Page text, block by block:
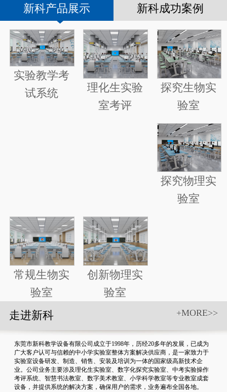
新科产品展示 新科成功案例
实验教学考
试系统
理化生实验
室考评
探究生物实
验室
探究物理实
验室
常规生物实
验室
创新物理实
验室
+MORE>>
走进新科
东莞市新科教学设备有限公司成立于1998年，历经20多年的发展，已成为
广大客户认可与信赖的中小学实验室整体方案解决供应商，是一家致力于
实验室设备研发、制造、销售、安装及培训为一体的国家级高新技术企
业。公司业务主要涉及理化生实验室、数字化探究实验室、中考实验操作
考评系统、智慧书法教室、数字美术教室、小学科学教室等专业教室成套
设备，并提供系统的解决方案，确保用户的需求，业务遍布全国各地。